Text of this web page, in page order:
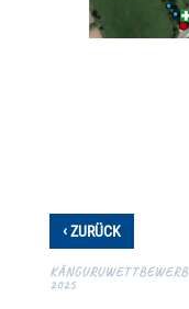
‹ZURÜCK
KÄNGURUWETTBEWERB
2025